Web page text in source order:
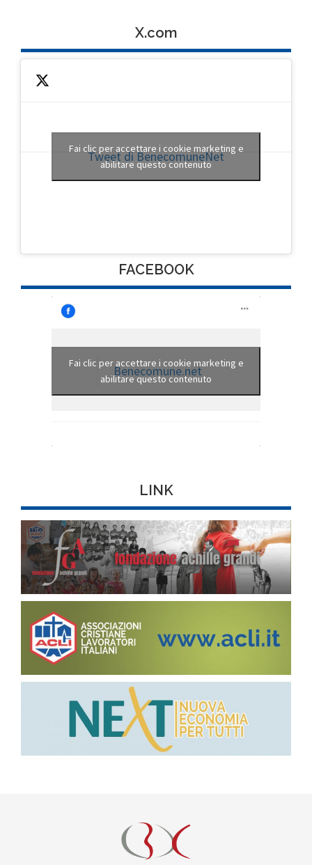
X.com
Tweet di BenecomuneNet
Fai clic per accettare i cookie marketing e
abilitare questo contenuto
FACEBOOK
Benecomune.net
Fai clic per accettare i cookie marketing e
abilitare questo contenuto
LINK